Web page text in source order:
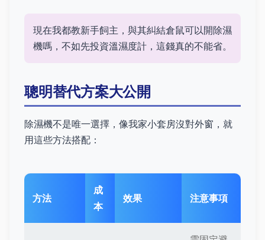
現在我都教新手飼主，與其糾結倉鼠可以開除濕
機嗎，不如先投資溫濕度計，這錢真的不能省。
聰明替代方案大公開
除濕機不是唯一選擇，像我家小套房沒對外窗，就
用這些方法搭配：
方法
成
本
效果 注意事項